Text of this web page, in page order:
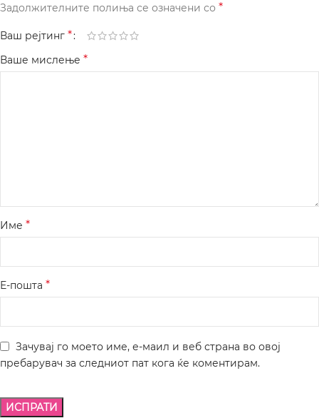
Задолжителните полиња се означени со *
Ваш рејтинг *
Ваше мислење *
Име *
Е-пошта *
Зачувај го моето име, е-маил и веб страна во овој
пребарувач за следниот пат кога ќе коментирам.